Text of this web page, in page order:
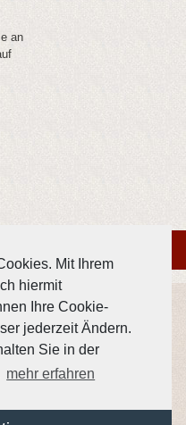
Mit Ihrem
hiermit
Ihre Cookie-
jederzeit Ändern.
Sie in der
mehr erfahren
an
- 70 10 0
- 70 10 40